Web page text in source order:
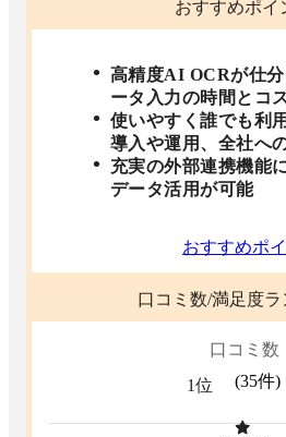
おすすめポイ
高精度AI OCRが仕
ータ入力の時間とコ
使いやすく誰でも利
導入や運用、全社へ
充実の外部連携機能
データ活用が可能
おすすめポ
口コミ数/満足度
口コミ数
1位
(35件)